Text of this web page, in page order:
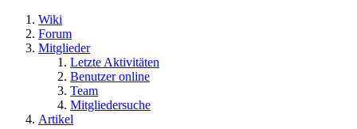
Wiki
Forum
Mitglieder
Letzte Aktivitäten
Benutzer online
Team
Mitgliedersuche
Artikel